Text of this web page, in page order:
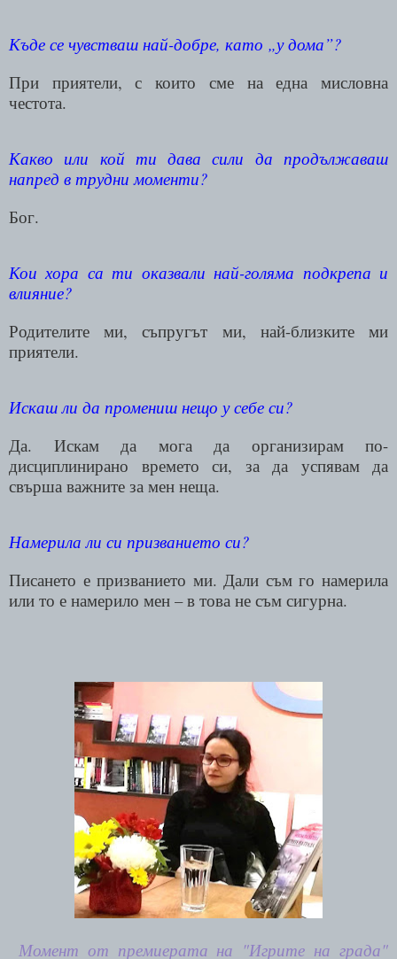
Къде се чувстваш най-добре, като „у дома”?
При приятели, с които сме на една мисловна
честота.
Какво или кой ти дава сили да продължаваш
напред в трудни моменти?
Бог.
Кои хора са ти оказвали най-голяма подкрепа и
влияние?
Родителите ми, съпругът ми, най-близките ми
приятели.
Искаш ли да промениш нещо у себе си?
Да. Искам да мога да организирам по-
дисциплинирано времето си, за да успявам да
свърша важните за мен неща.
Намерила ли си призванието си?
Писането е призванието ми. Дали съм го намерила
или то е намерило мен – в това не съм сигурна.
Момент от премиерата на "Игрите на града"